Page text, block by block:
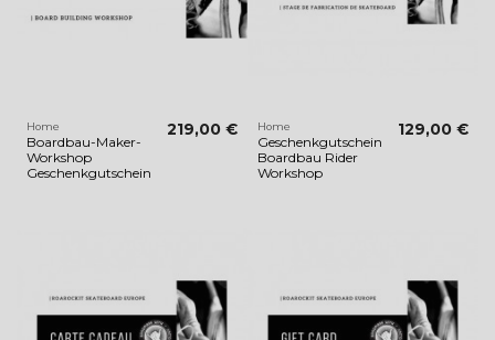
Home
Boardbau-Maker-
Workshop
Geschenkgutschein
219,00 € Home
Geschenkgutschein
Boardbau Rider
Workshop
129,00 €